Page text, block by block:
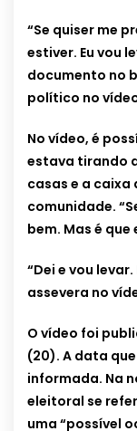
“Se quiser me
estiver. Eu vou
documento no
político no
No vídeo, é
estava tirando
casas e a caixa
comunidade.
bem. Mas é
“Dei e vou
assevera no
O vídeo foi
(20). A data
informada. Na
eleitoral se
uma “possível